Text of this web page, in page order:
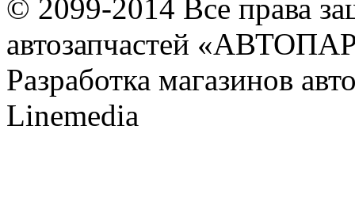
© 2099-2014 Все права
автозапчастей
Разработка магазинов
Linemedia